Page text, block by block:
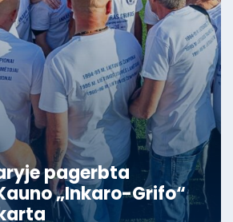
pagerbta
„Inkaro-Grifo“